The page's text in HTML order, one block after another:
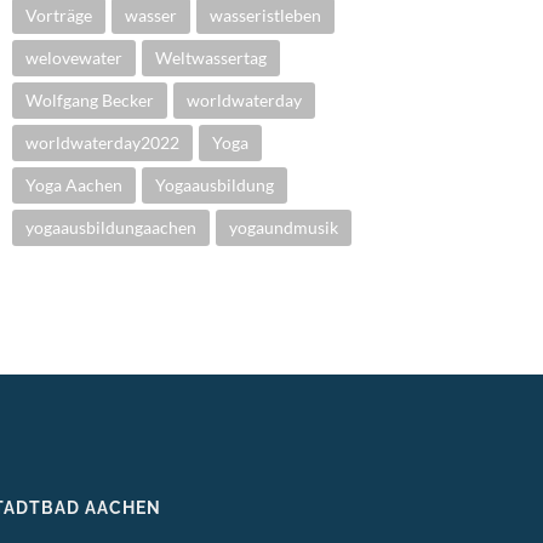
Vorträge wasser wasseristleben
welovewater Weltwassertag
Wolfgang Becker worldwaterday
worldwaterday2022 Yoga
Yoga Aachen Yogaausbildung
yogaausbildungaachen yogaundmusik
AACHEN